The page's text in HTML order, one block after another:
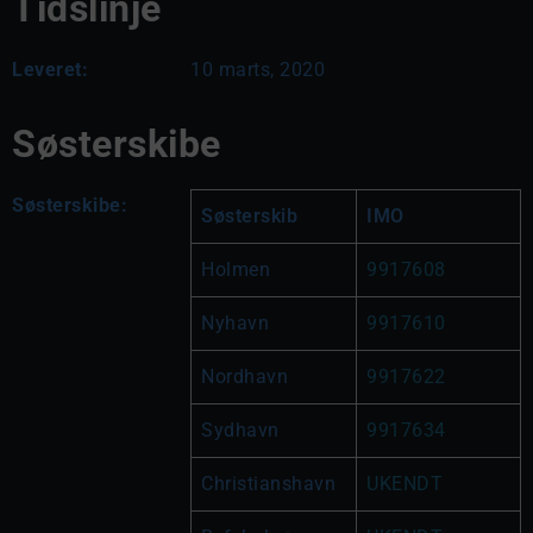
Leveret: 10 marts, 2020
Søsterskibe
Søsterskibe: Søsterskib IMO
Holmen 9917608
Nyhavn 9917610
Nordhavn 9917622
Sydhavn 9917634
Christianshavn UKENDT